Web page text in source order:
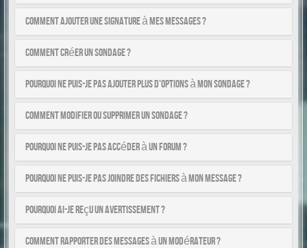
Comment ajouter une signature à mes messages ?
Comment créer un sondage ?
Pourquoi ne puis-je pas ajouter plus d’options à mon sondage ?
Comment modifier ou supprimer un sondage ?
Pourquoi ne puis-je pas accéder à un forum ?
Pourquoi ne puis-je pas joindre des fichiers à mon message ?
Pourquoi ai-je reçu un avertissement ?
Comment rapporter des messages à un modérateur ?